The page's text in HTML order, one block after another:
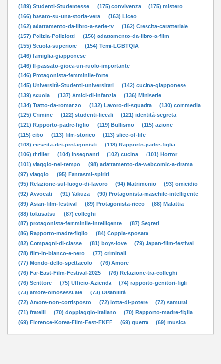
(189) Studenti-Studentesse
(175) convivenza
(175) mistero
(166) basato-su-una-storia-vera
(163) Liceo
(162) adattamento-da-libro-a-serie-tv
(162) Crescita-caratteriale
(157) Polizia-Poliziotti
(156) adattamento-da-libro-a-film
(155) Scuola-superiore
(154) Temi-LGBTQIA
(146) famiglia-giapponese
(146) Il-passato-gioca-un-ruolo-importante
(146) Protagonista-femminile-forte
(145) Università-Studenti-universitari
(142) cucina-giapponese
(139) scuola
(137) Amici-di-infanzia
(136) Miniserie
(134) Tratto-da-romanzo
(132) Lavoro-di-squadra
(130) commedia
(125) Crimine
(122) studenti-liceali
(121) identità-segreta
(121) Rapporto-padre-figlio
(119) Bullismo
(115) azione
(115) cibo
(113) film-storico
(113) slice-of-life
(108) crescita-dei-protagonisti
(108) Rapporto-padre-figlia
(106) thriller
(104) Insegnanti (102) cucina
(101) Horror
(101) viaggio-nel-tempo
(98) adattamento-da-webcomic-a-drama
(97) viaggio
(95) Fantasmi-spiriti
(95) Relazione-sul-luogo-di-lavoro
(94) Matrimonio
(93) omicidio
(92) Avvocati
(91) Yakuza
(90) Protagonista-maschile-intelligente
(89) Asian-film-festival
(89) Protagonista-ricco
(88) Malattia
(88) tokusatsu
(87) colleghi
(87) protagonista-femminile-intelligente
(87) Segreti
(86) Rapporto-madre-figlio
(84) Coppia-sposata
(82) Compagni-di-classe
(81) boys-love
(79) Japan-film-festival
(78) film-in-bianco-e-nero
(77) criminali
(77) Mondo-dello-spettacolo
(76) Amore
(76) Far-East-Film-Festival-2025
(76) Relazione-tra-colleghi
(76) Scrittore
(75) Ufficio-Azienda
(74) rapporto-genitori-figli
(73) amore-omosessuale
(73) Disabilità
(72) Amore-non-corrisposto
(72) lotta-di-potere
(72) samurai
(71) fratelli
(70) doppiaggio-italiano
(70) Rapporto-madre-figlia
(69) Florence-Korea-Film-Fest-FKFF
(69) guerra (69) musica